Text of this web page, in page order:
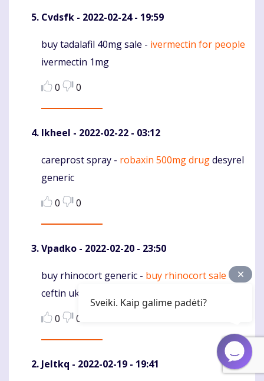
Cvdsfk - 2022-02-24 - 19:59
Komentaras
buy tadalafil 40mg sale - ivermectin for people
ivermectin 1mg
0
0
Ikheel - 2022-02-22 - 03:12
Komentaras
careprost spray - robaxin 500mg drugdesyrel
generic
0
0
Vpadko - 2022-02-20 - 23:50
Komentaras
buy rhinocort generic - buy rhinocort sale
ceftin uk
0
0
Jeltkq - 2022-02-19 - 19:41
Sveiki. Kaip galime padėti?